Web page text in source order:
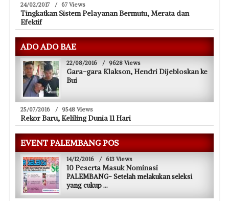
24/02/2017 / 67 Views
Tingkatkan Sistem Pelayanan Bermutu, Merata dan
Efektif
ADO ADO BAE
22/08/2016 / 9628 Views
Gara-gara Klakson, Hendri Dijebloskan ke
Bui
25/07/2016 / 9548 Views
Rekor Baru, Keliling Dunia 11 Hari
EVENT PALEMBANG POS
14/12/2016 / 613 Views
10 Peserta Masuk Nominasi
PALEMBANG- Setelah melakukan seleksi
yang cukup...